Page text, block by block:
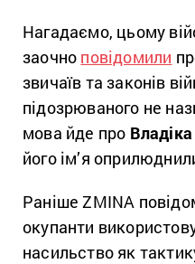
Нагадаємо, цьому
заочно повідомили
звичаїв та законів
підозрюваного не
мова йде про Владіка
його ім’я
Раніше ZMINA
окупанти
насильство як